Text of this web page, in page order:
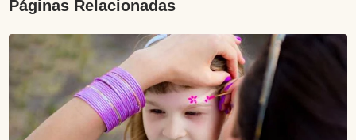
Páginas Relacionadas